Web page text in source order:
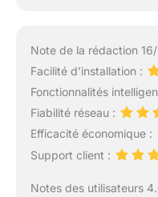
Note de la rédaction
Facilité d’installation :
Fonctionnalités
Fiabilité réseau :
Efficacité économique :
Support client :
Notes des utilisateurs